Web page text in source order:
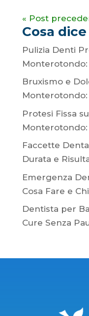
« Post
Cosa
Pulizia Denti
Monterotondo:
Bruxismo e
Monterotondo:
Protesi Fissa
Monterotondo:
Faccette
Durata e
Emergenza
Cosa Fare e
Dentista per
Cure Senza